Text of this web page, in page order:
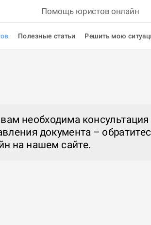
Помощь юристов онлайн
Полезные статьи Решить мою
необходима
документа –
на нашем сайте.